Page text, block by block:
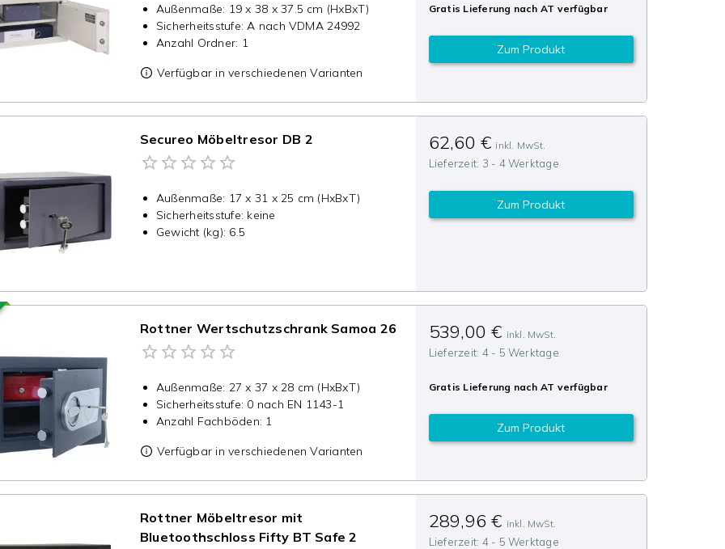
Außenmaße: 19 x 38 x 37.5 cm (HxBxT)
Sicherheitsstufe: A nach VDMA 24992
Anzahl Ordner: 1
Verfügbar in verschiedenen Varianten
Gratis Lieferung nach AT verfügbar
Zum Produkt
Secureo Möbeltresor DB 2
Außenmaße: 17 x 31 x 25 cm (HxBxT)
Sicherheitsstufe: keine
Gewicht (kg): 6.5
62,60 € inkl. MwSt.
Lieferzeit: 3 - 4 Werktage
Zum Produkt
Rottner Wertschutzschrank Samoa 26
Außenmaße: 27 x 37 x 28 cm (HxBxT)
Sicherheitsstufe: 0 nach EN 1143-1
Anzahl Fachböden: 1
Verfügbar in verschiedenen Varianten
539,00 € inkl. MwSt.
Lieferzeit: 4 - 5 Werktage
Gratis Lieferung nach AT verfügbar
Zum Produkt
Rottner Möbeltresor mit
Bluetoothschloss Fifty BT Safe 2
289,96 € inkl. MwSt.
Lieferzeit: 4 - 5 Werktage